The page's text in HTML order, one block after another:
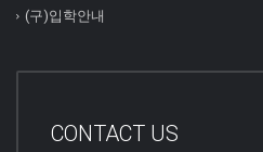
(구)입학안내
CONTACT US